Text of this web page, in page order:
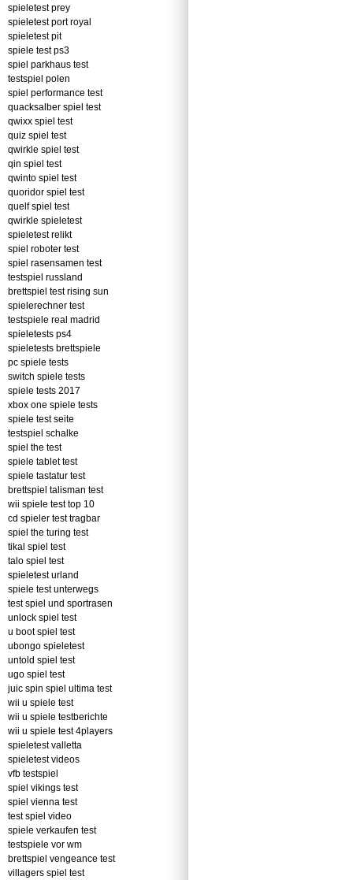
spieletest prey
spieletest port royal
spieletest pit
spiele test ps3
spiel parkhaus test
testspiel polen
spiel performance test
quacksalber spiel test
qwixx spiel test
quiz spiel test
qwirkle spiel test
qin spiel test
qwinto spiel test
quoridor spiel test
quelf spiel test
qwirkle spieletest
spieletest relikt
spiel roboter test
spiel rasensamen test
testspiel russland
brettspiel test rising sun
spielerechner test
testspiele real madrid
spieletests ps4
spieletests brettspiele
pc spiele tests
switch spiele tests
spiele tests 2017
xbox one spiele tests
spiele test seite
testspiel schalke
spiel the test
spiele tablet test
spiele tastatur test
brettspiel talisman test
wii spiele test top 10
cd spieler test tragbar
spiel the turing test
tikal spiel test
talo spiel test
spieletest urland
spiele test unterwegs
test spiel und sportrasen
unlock spiel test
u boot spiel test
ubongo spieletest
untold spiel test
ugo spiel test
juic spin spiel ultima test
wii u spiele test
wii u spiele testberichte
wii u spiele test 4players
spieletest valletta
spieletest videos
vfb testspiel
spiel vikings test
spiel vienna test
test spiel video
spiele verkaufen test
testspiele vor wm
brettspiel vengeance test
villagers spiel test